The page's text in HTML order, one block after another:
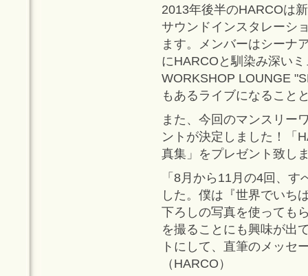
2013年後半のHARCOは
サウンドインスタレーシ
ます。メンバーはシーナ
にHARCOと馴染み深い
WORKSHOP LOUNGE
もあるライブになること
また、今回のマンスリー
ントが決定しました！「
真集」をプレゼント致し
「8月から11月の4回、
した。僕は『世界でいち
下ろしの写真を使っても
を撮ることにも興味が出
トにして、直筆のメッセ
（HARCO）